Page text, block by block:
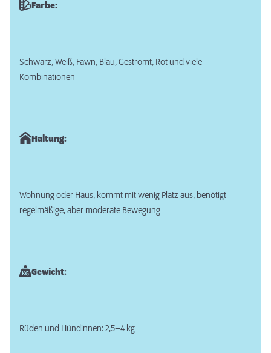
Farbe:
Schwarz, Weiß, Fawn, Blau, Gestromt, Rot und viele
Kombinationen
Haltung:
Wohnung oder Haus, kommt mit wenig Platz aus, benötigt
regelmäßige, aber moderate Bewegung
Gewicht:
Rüden und Hündinnen: 2,5–4 kg